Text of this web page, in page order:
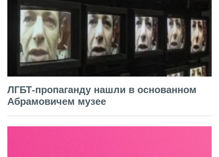
ЛГБТ-пропаганду нашли в основанном
Абрамовичем музее